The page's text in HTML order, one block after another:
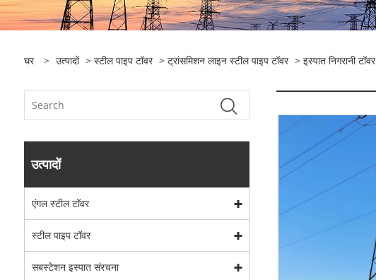
घर > उत्पादों > स्टील पाइप टॉवर > ट्रांसमिशन लाइन स्टील पाइप टॉवर > इस्पात निगरानी टॉवर
उत्पादों
एंगल स्टील टॉवर
स्टील पाइप टॉवर
सबस्टेशन इस्पात संरचना